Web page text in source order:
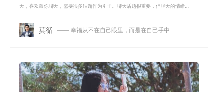
天，喜欢跟你聊天，需要很多话题作为引子。聊天话题很重要，但聊天的情绪
莫循 —— 幸福从不在自己眼里，而是在自己手中